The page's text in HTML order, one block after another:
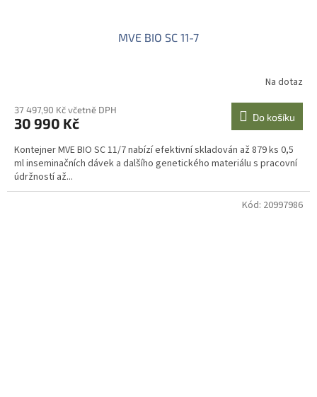
MVE BIO SC 11-7
Na dotaz
37 497,90 Kč včetně DPH
30 990 Kč Do košíku
Kontejner MVE BIO SC 11/7 nabízí efektivní skladován až 879 ks 0,5
ml inseminačních dávek a dalšího genetického materiálu s pracovní
údržností až...
Kód: 20997986